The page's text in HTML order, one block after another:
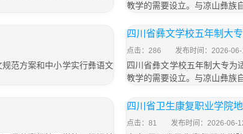
教学的需要设立。与凉山彝族
范方案和中小学实行彝语文
四川省彝文学校五年制大
点击：286 发布时间：2026-06-
四川省彝文学校五年制大专为
教学的需要设立。与凉山彝族
四川省卫生康复职业学院地
点击：81 发布时间：2026-06-